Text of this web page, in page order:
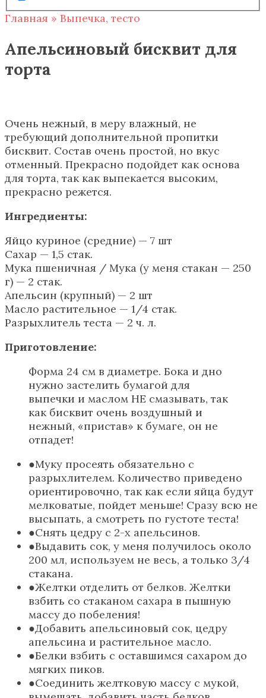
Главная » Выпечка, тесто
Апельсиновый бисквит для
торта
Очень нежный, в меру влажный, не
требующий дополнительной пропитки
бисквит. Состав очень простой, но вкус
отменный. Прекрасно подойдет как основа
для торта, так как выпекается высоким,
прекрасно режется.
Ингредиенты:
Яйцо куриное (средние) — 7 шт
Сахар — 1,5 стак.
Мука пшеничная / Мука (у меня стакан — 250
г) — 2 стак.
Апельсин (крупный) — 2 шт
Масло растительное — 1/4 стак.
Разрыхлитель теста — 2 ч. л.
Приготовление:
Форма 24 см в диаметре. Бока и дно
нужно застелить бумагой для
выпечки и маслом НЕ смазывать, так
как бисквит очень воздушный и
нежный, «пристав» к бумаге, он не
отпадет!
Муку просеять обязательно с
разрыхлителем. Количество приведено
ориентировочно, так как если яйца будут
мелковатые, пойдет меньше! Сразу всю не
высыпать, а смотреть по густоте теста!
Снять цедру с 2-х апельсинов.
Выдавить сок, у меня получилось около
200 мл, используем не весь, а только 3/4
стакана.
Желтки отделить от белков. Желтки
взбить со стаканом сахара в пышную
массу до побеления!
Добавить апельсиновый сок, цедру
апельсина и растительное масло.
Белки взбить с оставшимся сахаром до
мягких пиков.
Соединить желтковую массу с мукой,